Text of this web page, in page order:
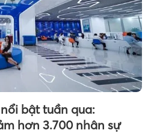
bật tuần qua:
hơn 3.700 nhân sự